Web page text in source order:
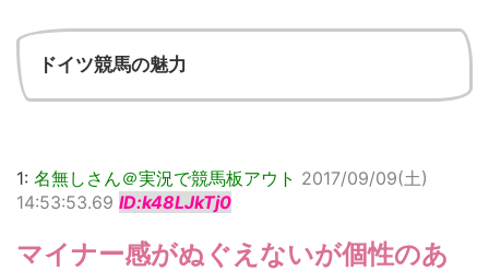
ドイツ競馬の魅力
1: 名無しさん＠実況で競馬板アウト 2017/09/09(土)
14:53:53.69 ID:k48LJkTj0
マイナー感がぬぐえないが個性のあ